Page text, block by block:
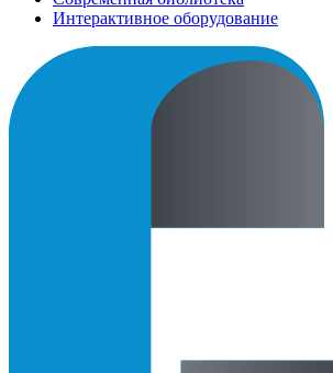
Интерактивное оборудование